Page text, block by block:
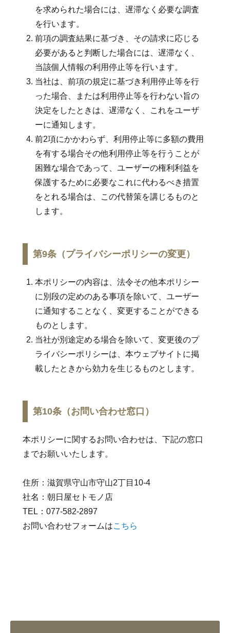
を求められた場合には、遅滞なく必要な調査
を行います。
前項の調査結果に基づき、その請求に応じる
必要があると判断した場合には、遅滞なく、
当該個人情報の利用停止等を行います。
当社は、前項の規定に基づき利用停止等を行
った場合、または利用停止等を行わない旨の
決定をしたときは、遅滞なく、これをユーザ
ーに通知します。
前2項にかかわらず、利用停止等に多額の費用
を有する場合その他利用停止等を行うことが
困難な場合であって、ユーザーの権利利益を
保護するために必要なこれに代わるべき措置
をとれる場合は、この代替策を講じるものと
します。
第9条（プライバシーポリシーの変更）
本ポリシーの内容は、法令その他本ポリシー
に別段の定めのある事項を除いて、ユーザー
に通知することなく、変更することができる
ものとします。
当社が別途定める場合を除いて、変更後のプ
ライバシーポリシーは、本ウェブサイトに掲
載したときから効力を生じるものとします。
第10条（お問い合わせ窓口）
本ポリシーに関するお問い合わせは、下記の窓口
までお願いいたします。
住所：滋賀県守山市守山2丁目10-4
社名：朝日屋セトモノ店
TEL：077-582-2897
お問い合わせフォームはこちら